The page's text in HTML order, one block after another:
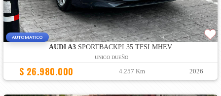
AUTOMATICO
AUDI A3SPORTBACKPI 35 TFSI MHEV
UNICO DUEÑO
$ 26.980.000 4.257 Km 2026